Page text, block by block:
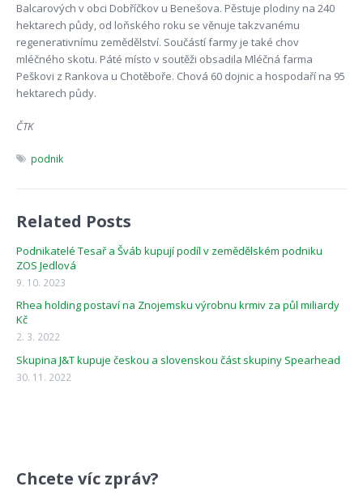
Balcarových v obci Dobříčkov u Benešova. Pěstuje plodiny na 240
hektarech půdy, od loňského roku se věnuje takzvanému
regenerativnímu zemědělství. Součástí farmy je také chov
mléčného skotu. Páté místo v soutěži obsadila Mléčná farma
Peškovi z Rankova u Chotěboře. Chová 60 dojnic a hospodaří na 95
hektarech půdy.
ČTK
podnik
Related Posts
Podnikatelé Tesař a Šváb kupují podíl v zemědělském podniku
ZOS Jedlová
9. 10. 2023
Rhea holding postaví na Znojemsku výrobnu krmiv za půl miliardy
Kč
2. 3. 2022
Skupina J&T kupuje českou a slovenskou část skupiny Spearhead
30. 11. 2022
Chcete víc zpráv?